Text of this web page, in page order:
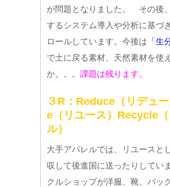
が問題となりました。 その後
するシステム導入や分析に基づ
ロールしています。今後は 「生
で土に戻る素材、天然素材を使
か。。。 課題は残ります。
３R：Reduce（リデュ
e（リユース）Recycle
ル）
大手アパレルでは、リユースと
収して後進国に送ったりしてい
クルショップが洋服、靴、バッ